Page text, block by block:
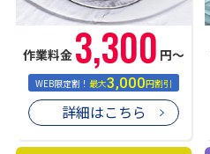
作業料金 3,300 円〜
WEB限定割！最大3,000円割引
詳細はこちら